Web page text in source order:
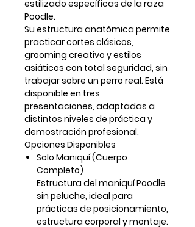
estilizado específicas de la raza
Poodle.
Su estructura anatómica permite
practicar cortes clásicos,
grooming creativo y estilos
asiáticos con total seguridad, sin
trabajar sobre un perro real. Está
disponible en tres
presentaciones, adaptadas a
distintos niveles de práctica y
demostración profesional.
Opciones Disponibles
Solo Maniquí (Cuerpo
Completo)
Estructura del maniquí Poodle
sin peluche, ideal para
prácticas de posicionamiento,
estructura corporal y montaje.